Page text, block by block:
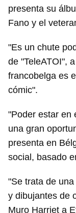
presenta su
Fano y el
"Es un chute
de "TeleATOI",
francobelga es
cómic".
"Poder estar en
una gran
presenta en
social, basado
"Se trata de
y dibujantes de
Muro Harriet a